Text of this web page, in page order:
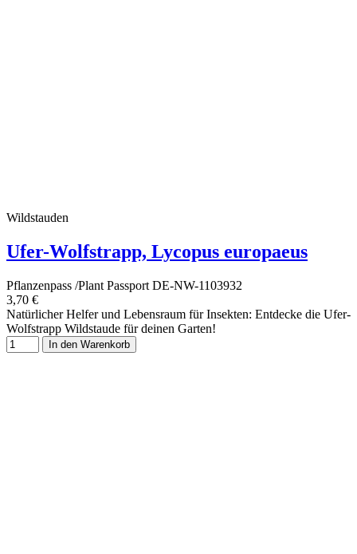
Wildstauden
Ufer-Wolfstrapp, Lycopus europaeus
Pflanzenpass /Plant Passport DE-NW-1103932
3,70 €
Natürlicher Helfer und Lebensraum für Insekten: Entdecke die Ufer-
Wolfstrapp Wildstaude für deinen Garten!
In den Warenkorb